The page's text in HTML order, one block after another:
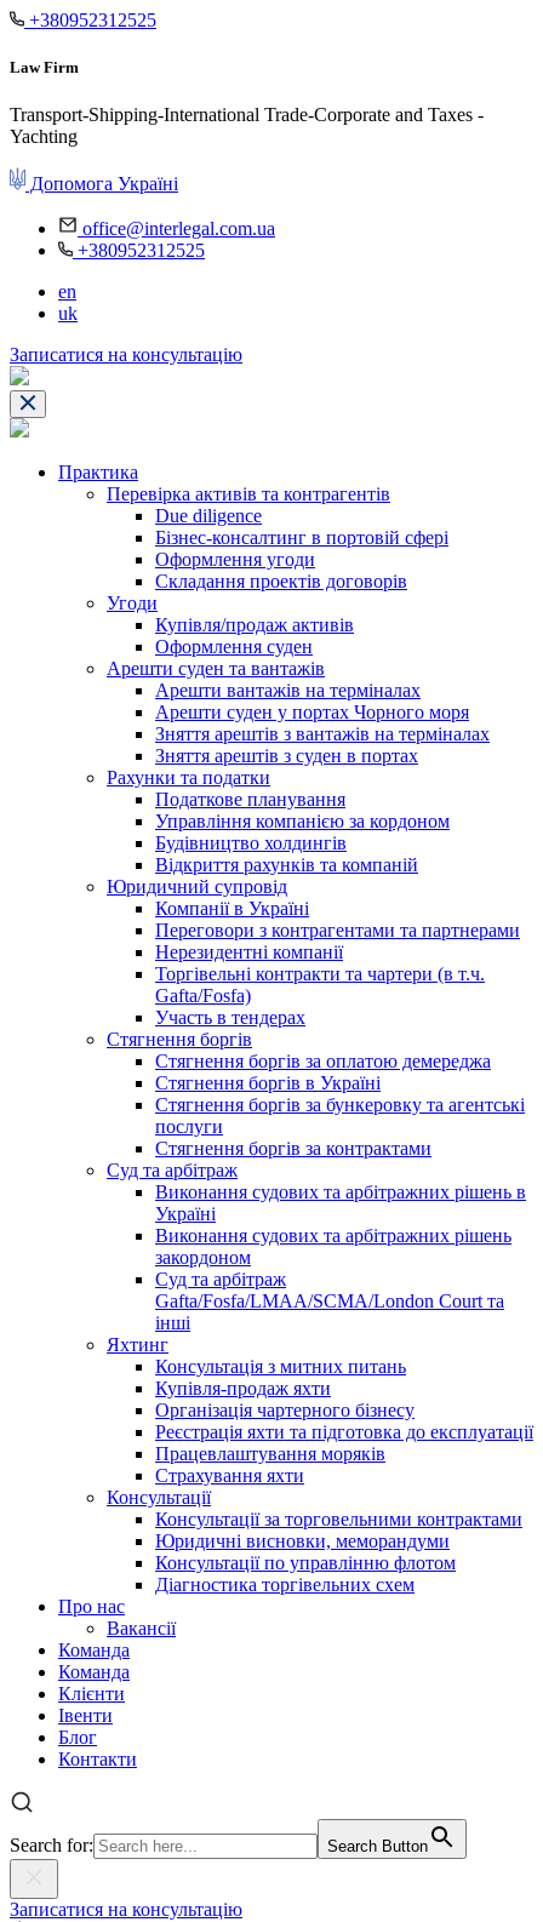
+380952312525
Law Firm
Transport-Shipping-International Trade-Corporate and Taxes -
Yachting
Допомога Україні
office@interlegal.com.ua
+380952312525
en
uk
Записатися на консультацію
Практика
Перевірка активів та контрагентів
Due diligence
Бізнес-консалтинг в портовій сфері
Оформлення угоди
Складання проектів договорів
Угоди
Купівля/продаж активів
Оформлення суден
Арешти суден та вантажів
Арешти вантажів на терміналах
Арешти суден у портах Чорного моря
Зняття арештів з вантажів на терміналах
Зняття арештів з суден в портах
Рахунки та податки
Податкове планування
Управління компанією за кордоном
Будівництво холдингів
Відкриття рахунків та компаній
Юридичний супровід
Компанії в Україні
Переговори з контрагентами та партнерами
Нерезидентні компанії
Торгівельні контракти та чартери (в т.ч.
Gafta/Fosfa)
Участь в тендерах
Стягнення боргів
Стягнення боргів за оплатою демереджа
Стягнення боргів в Україні
Стягнення боргів за бункеровку та агентські
послуги
Стягнення боргів за контрактами
Суд та арбітраж
Виконання судових та арбітражних рішень в
Україні
Виконання судових та арбітражних рішень
закордоном
Суд та арбітраж
Gafta/Fosfa/LMAA/SCMA/London Court та
інші
Яхтинг
Консультація з митних питань
Купівля-продаж яхти
Організація чартерного бізнесу
Реєстрація яхти та підготовка до експлуатації
Працевлаштування моряків
Страхування яхти
Консультації
Консультації за торговельними контрактами
Юридичні висновки, меморандуми
Консультації по управлінню флотом
Діагностика торгівельних схем
Про нас
Вакансії
Команда
Команда
Клієнти
Івенти
Блог
Контакти
Search for: Search Button
Записатися на консультацію